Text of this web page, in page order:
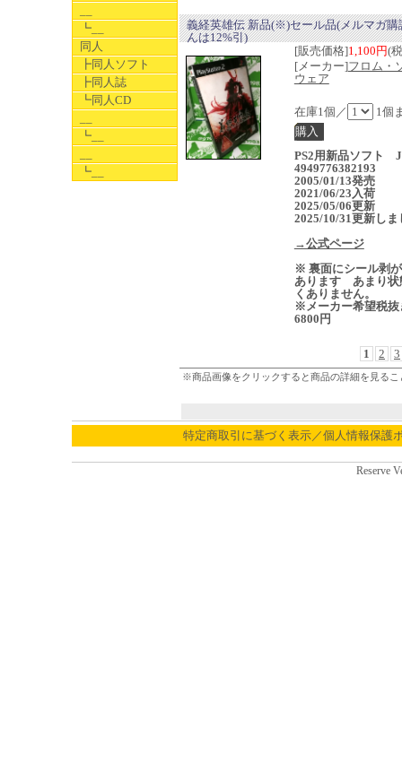
┗__
同人
┣同人ソフト
┣同人誌
┗同人CD
┗__
┗__
義経英雄伝 新品(※)セール品(メルマガ購
んは12%引)
[販売価格]1,100円(
[メーカー]フロム・
ウェア
在庫1個／ 1個
PS2用新品ソフト
4949776382193
2005/01/13発売
2021/06/23入荷
2025/05/06更新
2025/10/31更新しま
→公式ページ
※ 裏面にシール剥
あります あまり状
くありません。
※メーカー希望税抜
6800円
1 2 3
※商品画像をクリックすると商品の詳細を見るこ
特定商取引に基づく表示／個人情報保護
Reserve